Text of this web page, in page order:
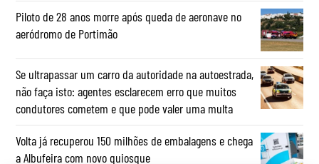
Piloto de 28 anos morre após queda de aeronave no
aeródromo de Portimão
Se ultrapassar um carro da autoridade na autoestrada,
não faça isto: agentes esclarecem erro que muitos
condutores cometem e que pode valer uma multa
Volta já recuperou 150 milhões de embalagens e chega
a Albufeira com novo quiosque